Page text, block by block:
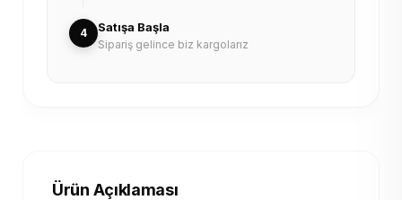
4 Satışa Başla
Sipariş gelince biz kargolarız
Ürün Açıklaması